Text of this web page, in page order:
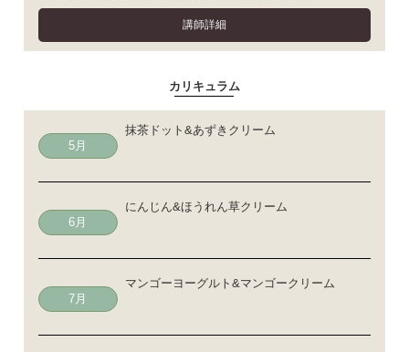
講師詳細
カリキュラム
5月
抹茶ドット&あずきクリーム
6月
にんじん&ほうれん草クリーム
7月
マンゴーヨーグルト&マンゴークリーム